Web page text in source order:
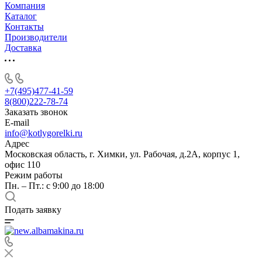
Компания
Каталог
Контакты
Производители
Доставка
+7(495)477-41-59
8(800)222-78-74
Заказать звонок
E-mail
info@kotlygorelki.ru
Адрес
Московская область, г. Химки, ул. Рабочая, д.2А, корпус 1,
офис 110
Режим работы
Пн. – Пт.: с 9:00 до 18:00
Подать заявку